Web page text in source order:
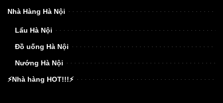
Nhà Hàng Hà Nội
Lẩu Hà Nội
Đồ uống Hà Nội
Nướng Hà Nội
⚡Nhà hàng HOT!!!⚡